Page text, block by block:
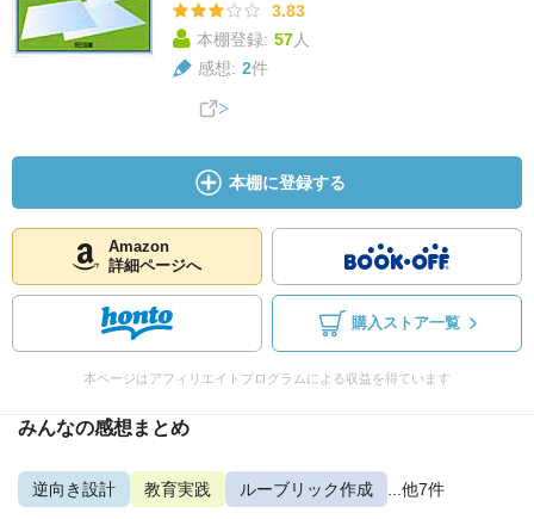
3.83
本棚登録: 57人
感想: 2件
本棚に登録する
Amazon
詳細ページへ
購入ストア一覧
本ページはアフィリエイトプログラムによる収益を得ています
みんなの感想まとめ
逆向き設計 教育実践 ルーブリック作成 ...他7件